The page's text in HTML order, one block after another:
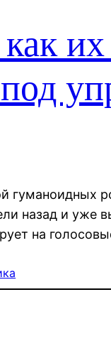
гуманоидных
назад и уже
на